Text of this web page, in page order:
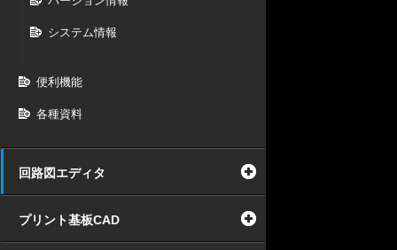
システム情報
便利機能
各種資料
回路図エディタ
プリント基板CAD